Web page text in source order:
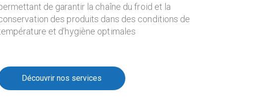
de garantir la chaîne du froid et la
des produits dans des conditions de
et d’hygiène optimales
Découvrir nos services